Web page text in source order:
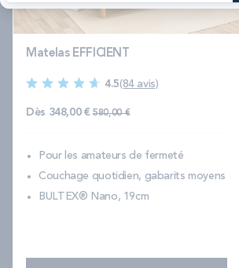
Matelas EFFICIENT
4.5(84 avis)
Dès 348,00 € Prix normal
580,00 €
Pour les amateurs de fermeté
Couchage quotidien, gabarits moyens
BULTEX® Nano, 19cm